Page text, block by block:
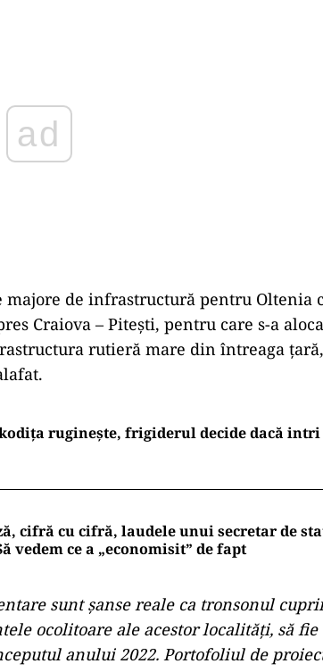
ad
de infrastructură pentru Oltenia
Craiova – Piteşti, pentru care s-a
rutieră mare din întreaga ţară,
ruginește, frigiderul decide dacă
cifră cu cifră, laudele unui secretar de
vedem ce a „economisit” de fapt
sunt şanse reale ca tronsonul
ocolitoare ale acestor localităţi, să fie
anului 2022. Portofoliul de